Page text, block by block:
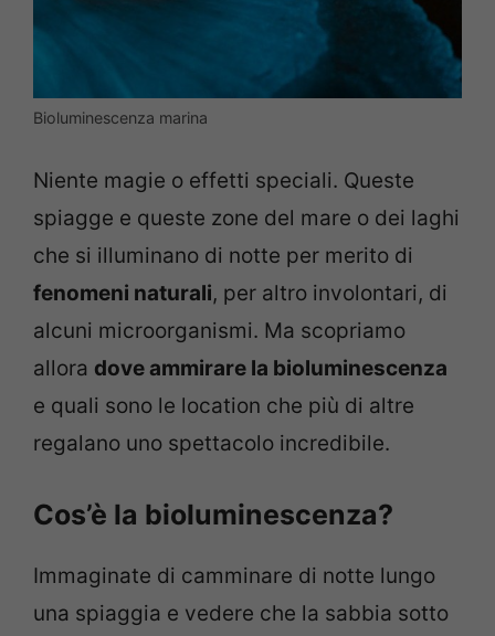
Bioluminescenza marina
Niente magie o effetti speciali. Queste
spiagge e queste zone del mare o dei laghi
che si illuminano di notte per merito di
fenomeni naturali, per altro involontari, di
alcuni microorganismi. Ma scopriamo
allora dove ammirare la bioluminescenza
e quali sono le location che più di altre
regalano uno spettacolo incredibile.
Cos’è la bioluminescenza?
Immaginate di camminare di notte lungo
una spiaggia e vedere che la sabbia sotto